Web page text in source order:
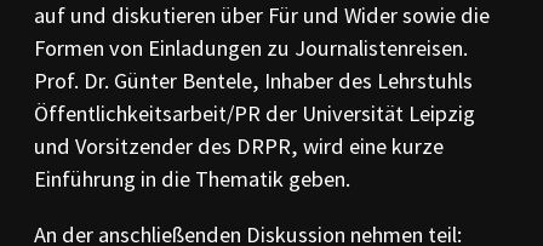
Pressemitteilungen
Ratssprüche
Jahresberichte
Archiv
auf und diskutieren über Für und Wider sowie die
Formen von Einladungen zu Journalistenreisen.
Prof. Dr. Günter Bentele, Inhaber des Lehrstuhls
Öffentlichkeitsarbeit/PR der Universität Leipzig
und Vorsitzender des DRPR, wird eine kurze
Einführung in die Thematik geben.
An der anschließenden Diskussion nehmen teil: